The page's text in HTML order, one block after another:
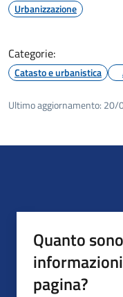
Urbanizzazione
Categorie:
Catasto e urbanistica
Ultimo aggiornamento: 20/
Quanto
pagina?